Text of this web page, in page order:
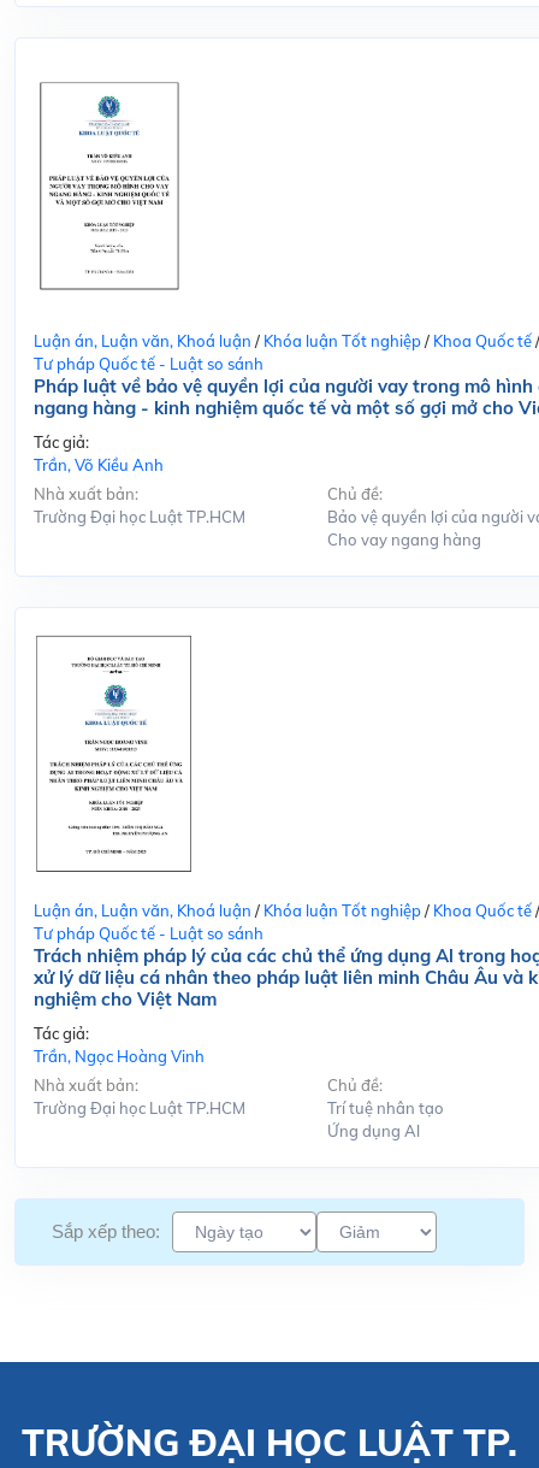
Luận án, Luận văn, Khoá luận / Khóa luận Tốt nghiệp/ Khoa Quốc tế/
Tư pháp Quốc tế - Luật so sánh
Pháp luật về bảo vệ quyền lợi của người vay trong mô hình
ngang hàng - kinh nghiệm quốc tế và một số gợi mở cho
Tác giả:
Trần, Võ Kiều Anh
Nhà xuất bản:
Trường Đại học Luật TP.HCM
Chủ đề:
Bảo vệ quyền lợi của người
Cho vay ngang hàng
Luận án, Luận văn, Khoá luận / Khóa luận Tốt nghiệp/ Khoa Quốc tế/
Tư pháp Quốc tế - Luật so sánh
Trách nhiệm pháp lý của các chủ thể ứng dụng Al trong
xử lý dữ liệu cá nhân theo pháp luật liên minh Châu Âu và
nghiệm cho Việt Nam
Tác giả:
Trần, Ngọc Hoàng Vinh
Nhà xuất bản:
Trường Đại học Luật TP.HCM
Chủ đề:
Trí tuệ nhân tạo
Ứng dụng Al
Sắp xếp theo:
TRƯỜNG ĐẠI HỌC LUẬT TP.